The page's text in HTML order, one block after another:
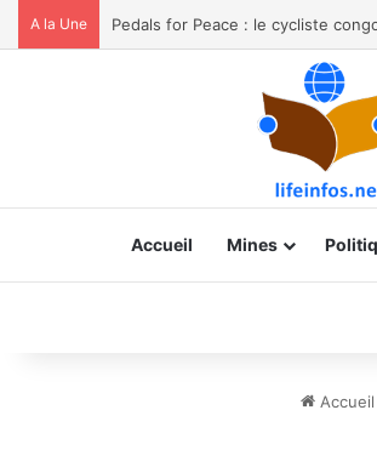
A la Une
Accueil Mines
Accueil